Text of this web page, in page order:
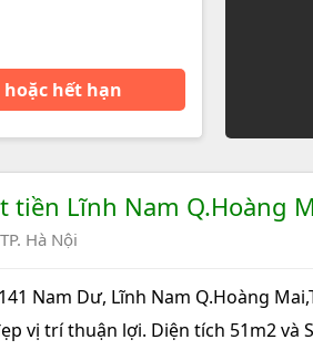
hết hạn
tiền Lĩnh Nam Q.Hoàng
Hà Nội
Nam Dư, Lĩnh Nam Q.Hoàng
vị trí thuận lợi. Diện tích 51m2 và